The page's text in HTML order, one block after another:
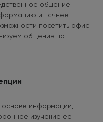
общение
и точнее
посетить офис
общение по
основе информации,
изучение ее